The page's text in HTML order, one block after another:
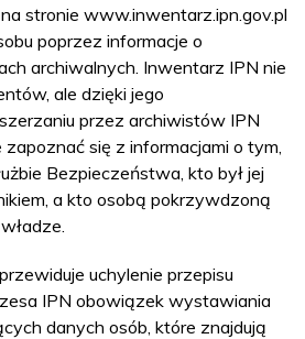
stronie www.inwentarz.ipn.gov.pl
poprzez informacje o
archiwalnych. Inwentarz IPN nie
ale dzięki jego
przez archiwistów IPN
się z informacjami o tym,
Bezpieczeństwa, kto był jej
a kto osobą pokrzywdzoną
uchylenie przepisu
IPN obowiązek wystawiania
danych osób, które znajdują